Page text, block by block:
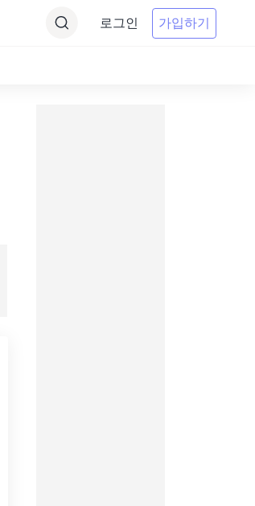
로그인 가입하기